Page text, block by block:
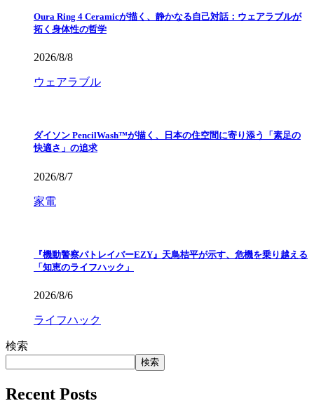
Oura Ring 4 Ceramicが描く、静かなる自己対話：ウェアラブルが
拓く身体性の哲学
2026/8/8
ウェアラブル
ダイソン PencilWash™が描く、日本の住空間に寄り添う「素足の
快適さ」の追求
2026/8/7
家電
『機動警察パトレイバーEZY』天鳥桔平が示す、危機を乗り越える
「知恵のライフハック」
2026/8/6
ライフハック
検索
検索
Recent Posts